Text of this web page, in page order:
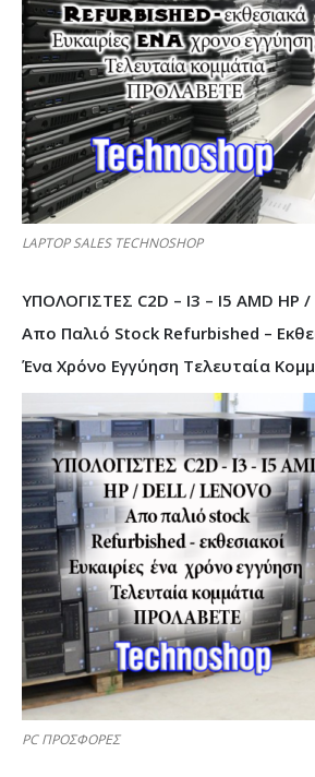
LAPTOP SALES TECHNOSHOP
ΥΠΟΛΟΓΙΣΤΕΣ C2D – I3 – I5 AMD HP /
Απο Παλιό Stock Refurbished –
Ένα Χρόνο Εγγύηση Τελευταία
PC ΠΡΟΣΦΟΡΕΣ